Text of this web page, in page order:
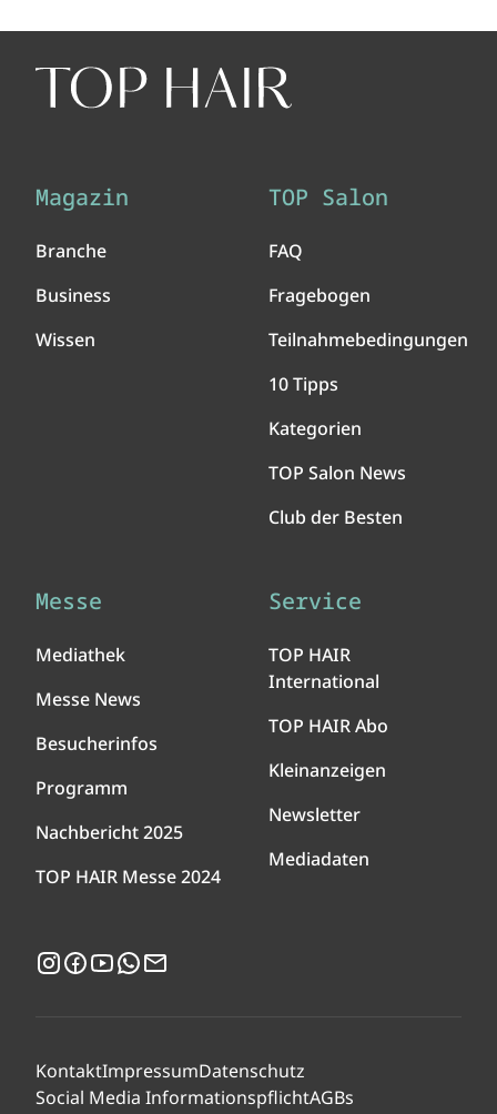
Magazin
Branche
Business
Wissen
TOP Salon
FAQ
Fragebogen
Teilnahmebedingungen
10 Tipps
Kategorien
TOP Salon News
Club der Besten
Messe
Mediathek
Messe News
Besucherinfos
Programm
Nachbericht 2025
TOP HAIR Messe 2024
Service
TOP HAIR
International
TOP HAIR Abo
Kleinanzeigen
Newsletter
Mediadaten
Instagram
Facebook
YouTubeWhatsApp
KontaktImpressumDatenschutz
Social Media InformationspflichtAGBs